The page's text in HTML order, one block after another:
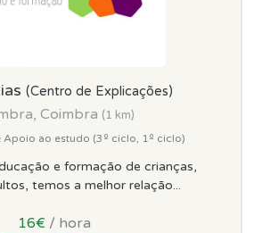
(Centro de Explicações)
Coimbra (1 km)
Apoio ao estudo (3º ciclo, 1º ciclo)
e formação de crianças,
temos a melhor relação...
16€ / hora